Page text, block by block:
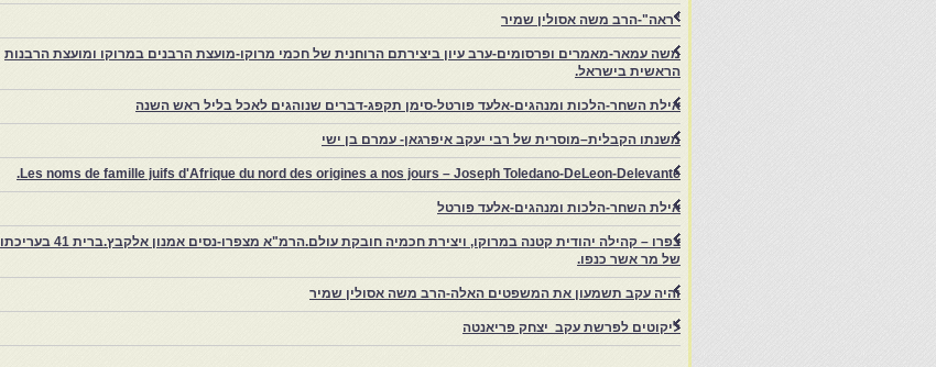
"ראה"-הרב משה אסולין שמיר
משה עמאר-מאמרים ופרסומים-ערב עיון ביצירתם הרוחנית של חכמי מרוקו-מועצת הרבנים במרוקו ומועצת הרבנות
הראשית בישראל.
אילת השחר-הלכות ומנהגים-אלעד פורטל-סימן תקפג-דברים שנוהגים לאכל בליל ראש השנה
משנתו הקבלית–מוסרית של רבי יעקב איפרגאן- עמרם בן ישי
Les noms de famille juifs d'Afrique du nord des origines a nos jours – Joseph Toledano-DeLeon-Delevante.
אילת השחר-הלכות ומנהגים-אלעד פורטל
צפרו – קהילה יהודית קטנה במרוקו, ויצירת חכמיה חובקת עולם.הרמ"א מצפרו-נסים אמנון אלקבץ.ברית 41 בעריכתו
של מר אשר כנפו.
והיה עקב תשמעון את המשפטים האלה-הרב משה אסולין שמיר
ליקוטים לפרשת עקב יצחק פריאנטה